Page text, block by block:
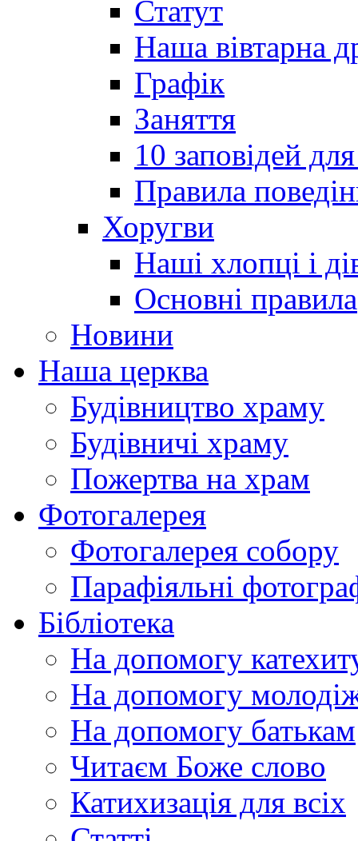
Статут
Наша вівтарна
Графік
Заняття
10 заповідей
Правила
Хоругви
Наші хлопці і
Основні правила
Новини
Наша церква
Будівництво храму
Будівничі храму
Пожертва на храм
Фотогалерея
Фотогалерея собору
Парафіяльні
Бібліотека
На допомогу
На допомогу
На допомогу батькам
Читаєм Боже слово
Катихизація для всіх